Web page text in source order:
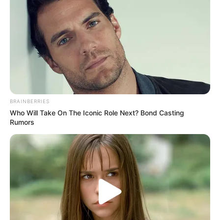
bicicleta en la plataforma permite identificar al dueño
facilita recuperarla si se pierde o es robada.
Verificar antes de comprar es una medida simple que
puede evitarle muchos dolores de cabeza. Y si ve algo
raro o sospechoso,
puede denunciar a través de la Línea
COMPARTIR
TEMAS RELACIONADOS
BICICLETAS ROBADAS
ROBO DE BICICLETAS EN BOGOTÁ
ROBO DE BICICLETAS
HURTO BICICLETAS
BRAINBERRIES
Who Will Take On The Iconic Role Next? Bond Casting
Rumors